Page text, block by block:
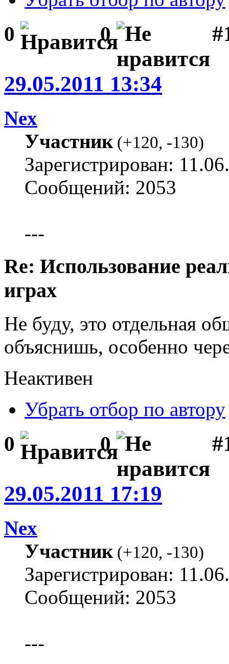
0 0
29.05.2011 13:34
Nex
Участник(+120, -130)
Зарегистрирован:
Сообщений: 2053
---
Re: Использование
играх
Не буду, это отдельная
объяснишь, особенно
Неактивен
Убрать отбор по автору
0 0
29.05.2011 17:19
Nex
Участник(+120, -130)
Зарегистрирован:
Сообщений: 2053
---